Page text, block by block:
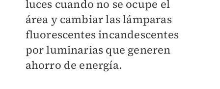
luces cuando no se ocupe el
área y cambiar las lámparas
fluorescentes incandescentes
por luminarias que generen
ahorro de energía.